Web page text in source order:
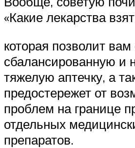
«Какие лекарства
которая позволит вам
сбалансированную и
тяжелую аптечку, а
предостережет от
проблем на границе
отдельных
препаратов.